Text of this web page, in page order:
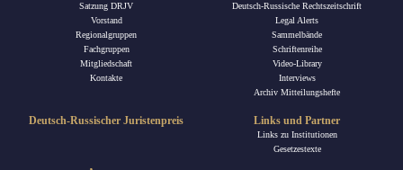
Satzung DRJV
Vorstand
Regionalgruppen
Fachgruppen
Mitgliedschaft
Kontakte
Deutsch-Russische Rechtszeitschrift
Legal Alerts
Sammelbände
Schriftenreihe
Video-Library
Interviews
Archiv Mitteilungshefte
Deutsch-Russischer Juristenpreis Links und Partner
Links zu Institutionen
Gesetzestexte